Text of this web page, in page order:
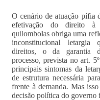
O cenário de atuação pífia
efetivação do direito à
quilombolas obriga uma
inconstitucional
direitos, o da garantia
processo, prevista no art.
principais sintomas da
de estrutura necessária
frente à demanda. Mas
decisão política do governo